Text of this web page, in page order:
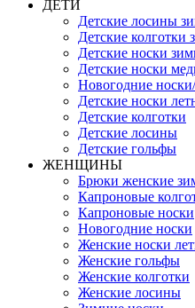
ДЕТИ
Детские лосины
Детские колготки
Детские носки
Детские носки
Новогодние
Детские носки
Детские колготки
Детские лосины
Детские гольфы
ЖЕНЩИНЫ
Брюки женские
Капроновые
Капроновые носки
Новогодние носки
Женские носки
Женские гольфы
Женские колготки
Женские лосины